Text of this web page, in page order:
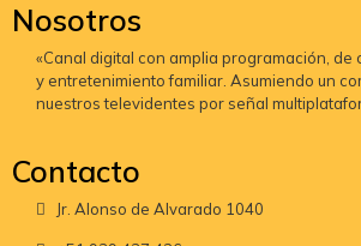
Nosotros
«Canal digital con amplia programación,
y entretenimiento familiar. Asumiendo un
nuestros televidentes por señal
Contacto
Jr. Alonso de Alvarado 1040